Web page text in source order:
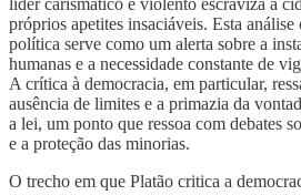
próprios apetites insaciáveis. Esta
política serve como um alerta sobre a
humanas e a necessidade constante de
A crítica à democracia, em particular,
ausência de limites e a primazia da
a lei, um ponto que ressoa com debates
e a proteção das minorias.
O trecho em que Platão critica a